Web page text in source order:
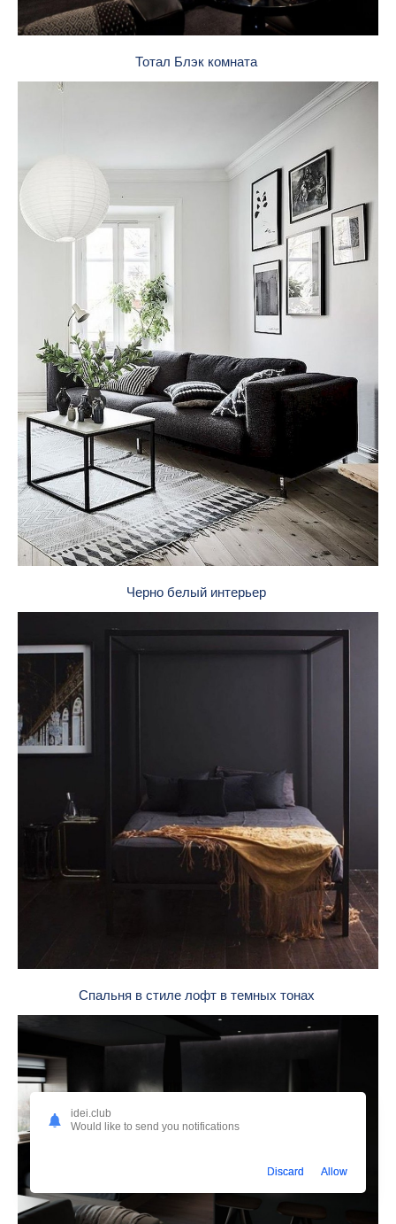
Тотал Блэк комната
Черно белый интерьер
Спальня в стиле лофт в темных тонах
idei.club
Would like to send you notifications
Discard Allow